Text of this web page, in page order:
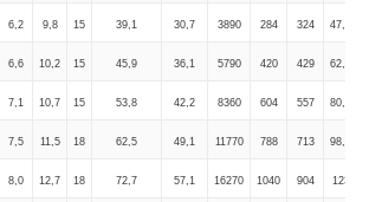
6,2 9,8 15 39,1 30,7 3890 284 324 47,3
6,6 10,2 15 45,9 36,1 5790 420 429 62,2
7,1 10,7 15 53,8 42,2 8360 604 557 80,5
7,5 11,5 18 62,5 49,1 11770 788 713 98,5
8,0 12,7 18 72,7 57,1 16270 1040 904 123